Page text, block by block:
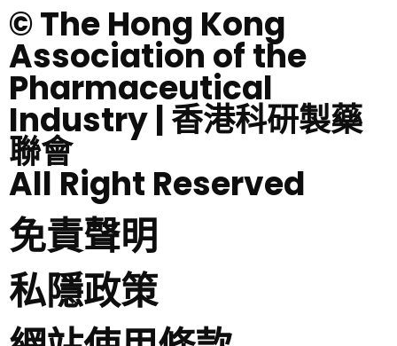
© The Hong Kong
Association of the
Pharmaceutical
Industry | 香港科研製藥
聯會
All Right Reserved
免責聲明
私隱政策